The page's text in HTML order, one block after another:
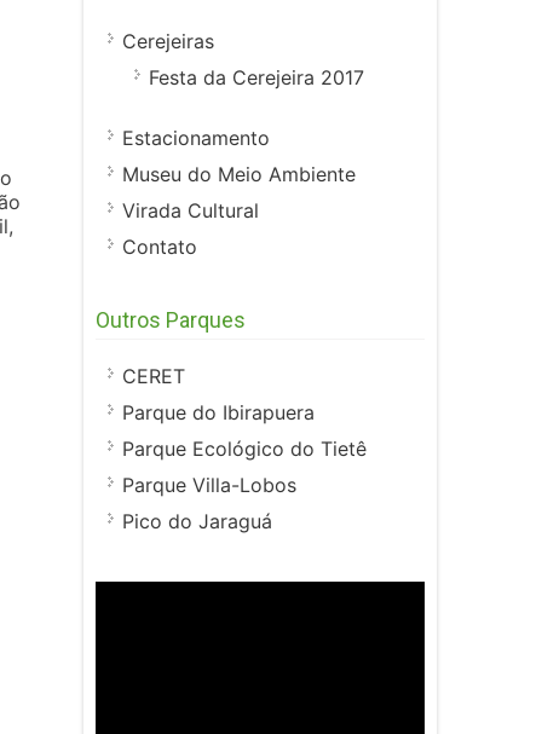
Cerejeiras
Festa da Cerejeira 2017
Estacionamento
Museu do Meio Ambiente
Virada Cultural
Contato
Outros Parques
CERET
Parque do Ibirapuera
Parque Ecológico do Tietê
Parque Villa-Lobos
Pico do Jaraguá